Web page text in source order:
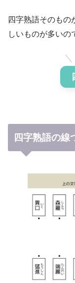
四字熟語そのもの
しいものが多いの
四字熟語の線